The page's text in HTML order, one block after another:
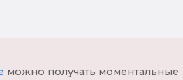
можно получать моментальные